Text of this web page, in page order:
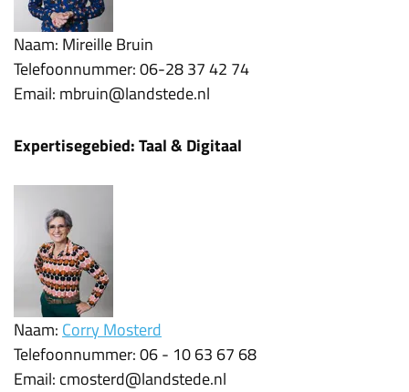
Naam: Mireille Bruin
Telefoonnummer: 06-28 37 42 74
Email: mbruin@landstede.nl
Expertisegebied: Taal & Digitaal
Naam: Corry Mosterd
Telefoonnummer: 06 - 10 63 67 68
Email: cmosterd@landstede.nl